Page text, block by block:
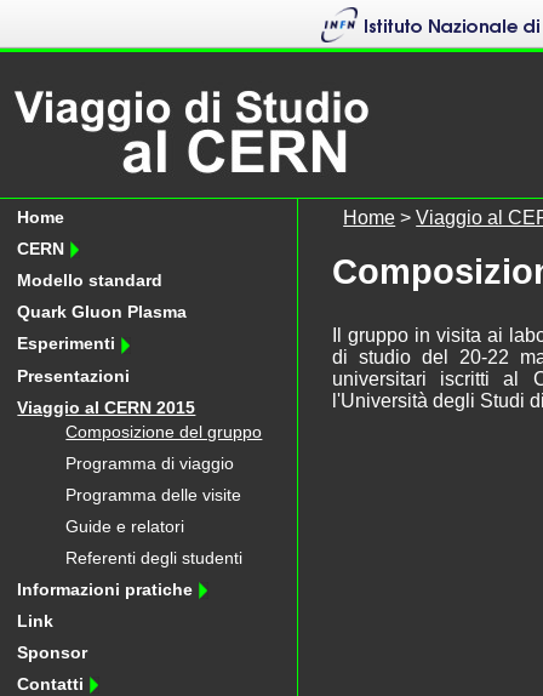
Home
CERN
Modello standard
Quark Gluon Plasma
Esperimenti
Presentazioni
Viaggio al CERN 2015
Composizione del gruppo
Programma di viaggio
Programma delle visite
Guide e relatori
Referenti degli studenti
Informazioni pratiche
Link
Sponsor
Contatti
Home >Viaggio al
Il gruppo in visita ai
di studio del 20-22
universitari iscritti al
l'Università degli Studi